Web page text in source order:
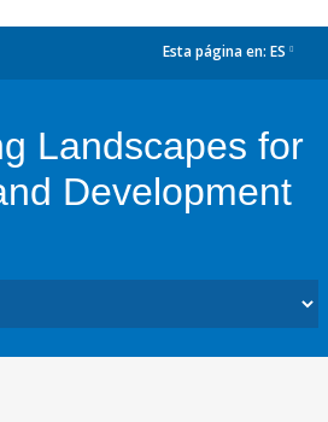
Esta página en: ES
Landscapes for
Development